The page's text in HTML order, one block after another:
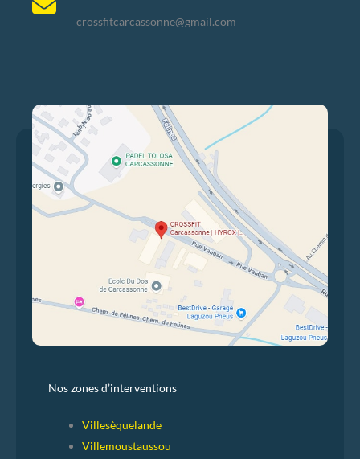
crossfitcarcassonne@gmail.com
Nos zones d’interventions
Villesèquelande
Villemoustaussou